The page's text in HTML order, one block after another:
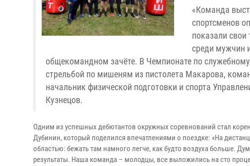
«Команда
спортсменов
показали свои
среди мужчин
общекомандном зачёте. В Чемпионате по
стрельбой по мишеням из пистолета Макарова,
начальник физической подготовки и спорта
Кузнецов.
Одним из успешных дебютантов окружных соревнований стал
Дубинин, который поделился впечатлениями о поездке: «На
областью: бежать там намного легче, как будто воздуха больше.
результаты. Наша команда – молодцы, все выложились на сто